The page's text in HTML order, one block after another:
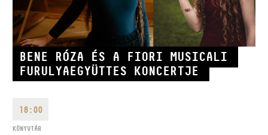
KAPCSOLAT
VIDEÓ GALÉRIA
BENE RÓZA ÉS A FIORI MUSICALI
FURULYAEGYÜTTES KONCERTJE
18:00
KÖNYVTÁR